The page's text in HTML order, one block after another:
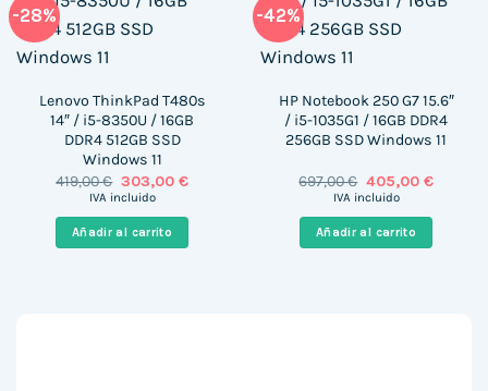
-28%
Lenovo ThinkPad T480s
14″ / i5-8350U / 16GB
DDR4 512GB SSD
Windows 11
419,00€ El
precio
era:
419,00 €.
303,00 €El
es:
303,00 €.
IVA incluido
Añadir al carrito
-42%
HP Notebook 250 G7 15.6″
/ i5-1035G1 / 16GB DDR4
256GB SSD Windows 11
697,00€ El
precio
era:
697,00 €.
405,00 €El
es:
405,00
IVA incluido
Añadir al carrito